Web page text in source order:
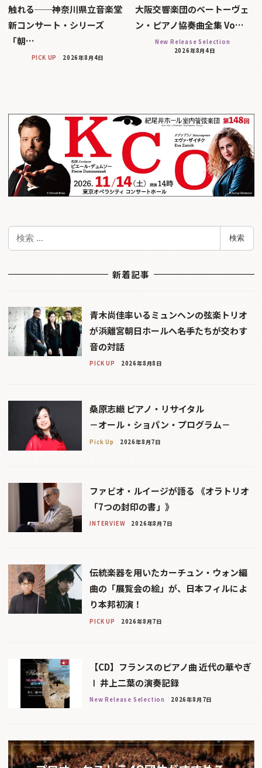
触れる──神奈川県立音楽堂
新コンサート・シリーズ
「朝…
PICK UP 2026年8月4日
大阪交響楽団のベートーヴェ
ン・ピアノ協奏曲全集 Vo…
New Release Selection
2026年8月4日
検
検索
新着記事
青木尚佳率いるミュンヘンの弦楽トリオ
が浜離宮朝日ホールへ――名手たちが交わす
音の対話
PICK UP 2026年8月8日
桑原志織 ピアノ・リサイタル
－オール・ショパン・プログラム－
Pick Up 2026年8月7日
ファビオ・ルイージが語る 《オラトリオ
「7つの封印の書」》
INTERVIEW 2026年8月7日
伝統楽器を用いたカーチュン・ウォン編
曲の「展覧会の絵」が、日本フィルによ
り本邦初演！
PICK UP 2026年8月7日
【CD】フランスのピアノ曲 近代の華やぎ
Ⅰ 井上二葉の演奏記録
New Release Selection 2026年8月7日